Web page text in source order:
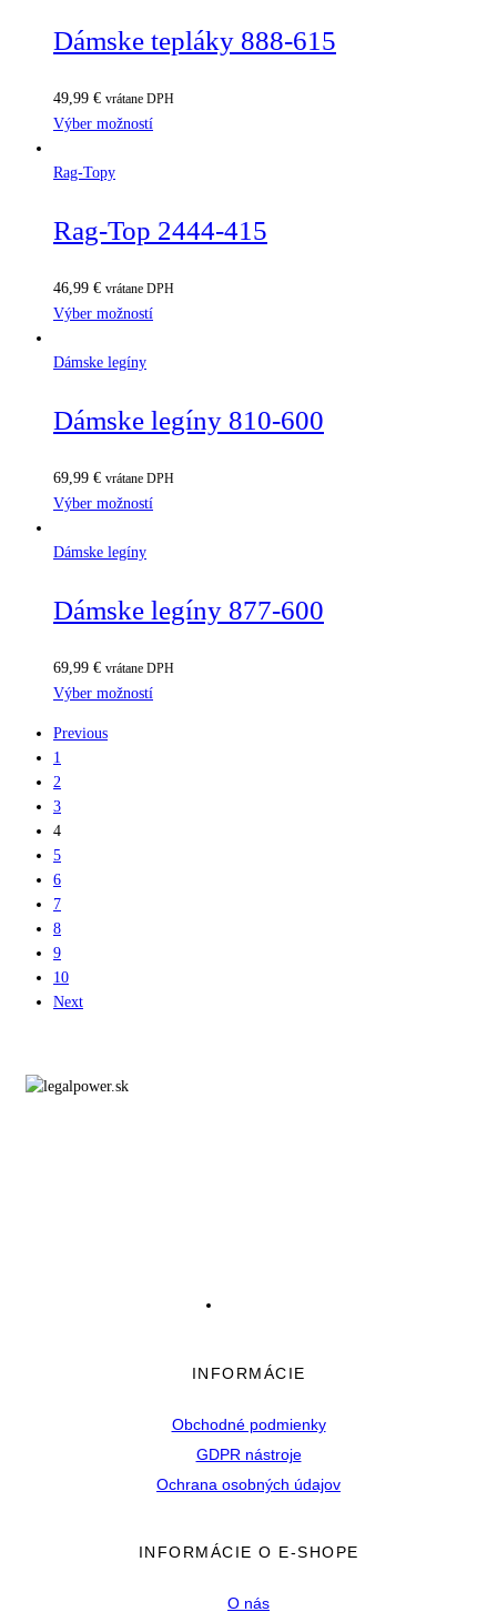
Dámske tepláky 888-615
49,99 € vrátane DPH
Výber možností
Rag-Topy
Rag-Top 2444-415
46,99 € vrátane DPH
Výber možností
Dámske legíny
Dámske legíny 810-600
69,99 € vrátane DPH
Výber možností
Dámske legíny
Dámske legíny 877-600
69,99 € vrátane DPH
Výber možností
Previous
1
2
3
4
5
6
7
8
9
10
Next
INFORMÁCIE
Obchodné podmienky
GDPR nástroje
Ochrana osobných údajov
INFORMÁCIE O E-SHOPE
O nás